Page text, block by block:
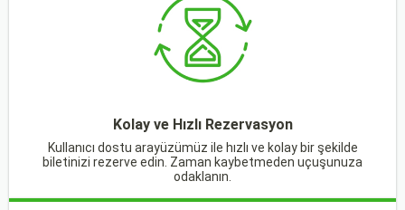
Kolay ve Hızlı Rezervasyon
Kullanıcı dostu arayüzümüz ile hızlı ve kolay bir şekilde
biletinizi rezerve edin. Zaman kaybetmeden uçuşunuza
odaklanın.